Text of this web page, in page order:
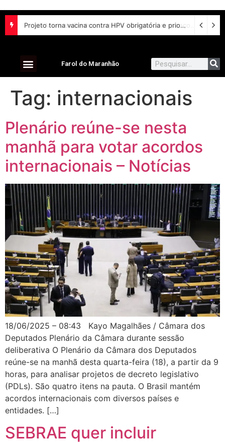
Projeto torna vacina contra HPV obrigatória e prioriza testes moleculares para câncer de colo do útero
Farol do Maranhão
Tag: internacionais
Plenário reúne-se nesta
manhã para votar acordos
internacionais – Notícias
18/06/2025 – 08:43 Kayo Magalhães / Câmara dos
Deputados Plenário da Câmara durante sessão
deliberativa O Plenário da Câmara dos Deputados
reúne-se na manhã desta quarta-feira (18), a partir da 9
horas, para analisar projetos de decreto legislativo
(PDLs). São quatro itens na pauta. O Brasil mantém
acordos internacionais com diversos países e
entidades. […]
SEBRAE quer incluir